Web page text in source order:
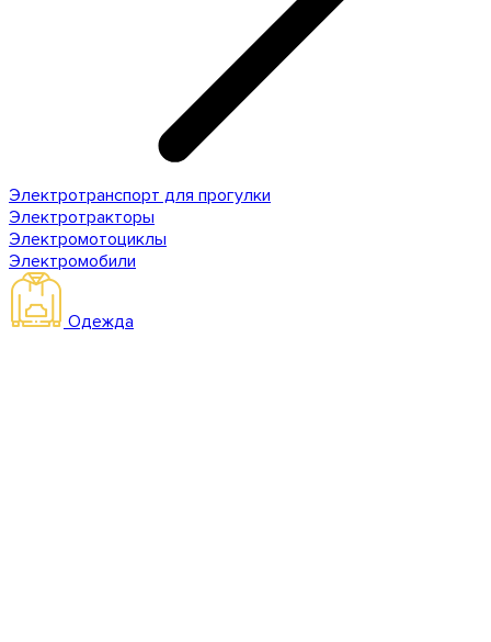
Электротранспорт для прогулки
Электротракторы
Электромотоциклы
Электромобили
Одежда